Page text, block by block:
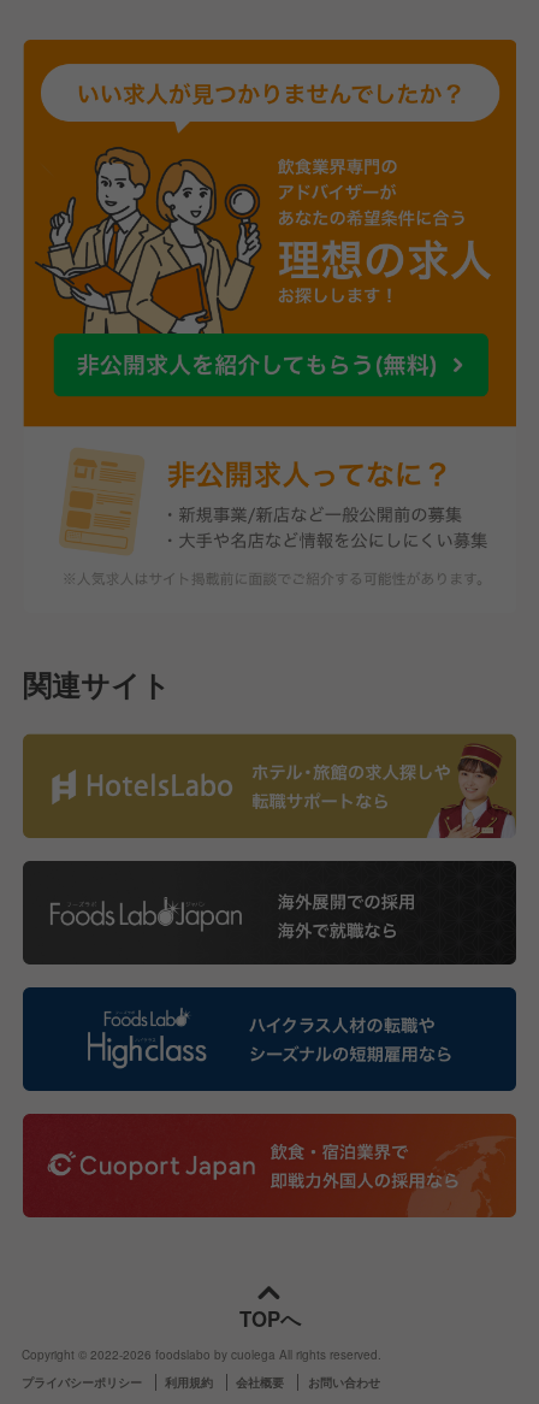
関連サイト
TOPへ
Copyright © 2022-2026 foodslabo by cuolega All rights reserved.
プライバシーポリシー
利用規約 会社概要 お問い合わせ